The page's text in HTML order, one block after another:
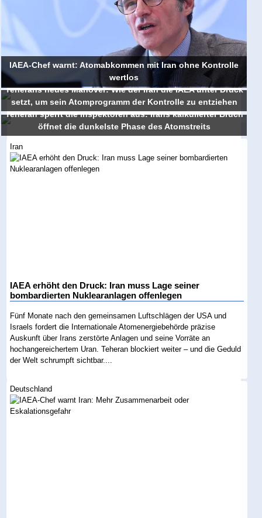
IAEA-Chef warnt: Atomabkommen mit Iran ohne Kontrolle
wertlos
Teherans neues Manöver: Wie der Iran die IAEA unter Druck
setzt, um sein Atomprogramm der Kontrolle zu entziehen
Teheran sperrt die Inspektoren aus: Irans kalkulierter Bruch
öffnet die dunkelste Phase des Atomstreits
Iran
IAEA erhöht den Druck: Iran muss Lage seiner
bombardierten Nuklearanlagen offenlegen
Fünf Monate nach den gemeinsamen Luftschlägen der USA und
Israels fordert die Internationale Atomenergiebehörde präzise
Auskunft über Irans zerstörte Anlagen und seine Vorräte an
hochangereichertem Uran. Teheran blockiert weiter – und die Geduld
der Welt schrumpft sichtbar....
Deutschland